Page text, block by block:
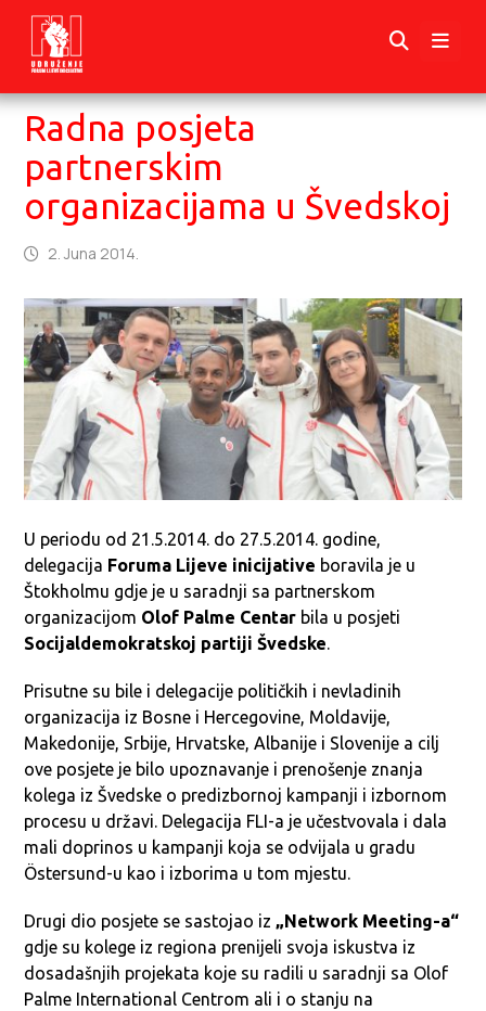
Radna posjeta
partnerskim
organizacijama u Švedskoj
2. Juna 2014.
U periodu od 21.5.2014. do 27.5.2014. godine,
delegacija Foruma Lijeve inicijative boravila je u
Štokholmu gdje je u saradnji sa partnerskom
organizacijom Olof Palme Centar bila u posjeti
Socijaldemokratskoj partiji Švedske.
Prisutne su bile i delegacije političkih i nevladinih
organizacija iz Bosne i Hercegovine, Moldavije,
Makedonije, Srbije, Hrvatske, Albanije i Slovenije a cilj
ove posjete je bilo upoznavanje i prenošenje znanja
kolega iz Švedske o predizbornoj kampanji i izbornom
procesu u državi. Delegacija FLI-a je učestvovala i dala
mali doprinos u kampanji koja se odvijala u gradu
Östersund-u kao i izborima u tom mjestu.
Drugi dio posjete se sastojao iz „Network Meeting-a“
gdje su kolege iz regiona prenijeli svoja iskustva iz
dosadašnjih projekata koje su radili u saradnji sa Olof
Palme International Centrom ali i o stanju na